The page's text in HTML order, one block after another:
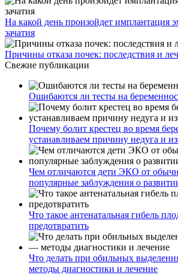
На какой день произойдет имплантация
зачатия
Причины отказа почек: последствия и
Свежие публикации
Ошибаются ли тесты на
Почему болит крестец во время
устанавливаем причину недуга и
Чем отличаются дети ЭКО от
популярные заблуждения о
Что такое антенатальная гибель
предотвратить
Что делать при обильных
методы диагностики и лечение